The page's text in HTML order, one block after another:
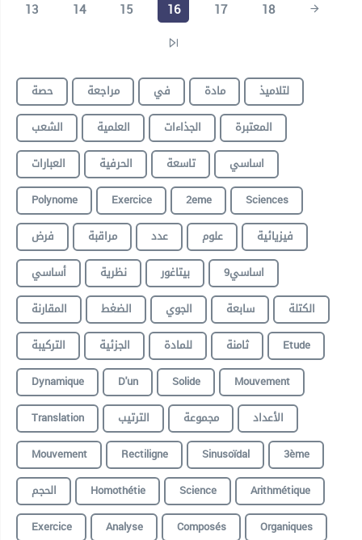
13
14 15 16 17 18
حصة مراجعة في مادة
لتلاميذ
الشعب
العلمية الجذاءات
المعتبرة
العبارات
الحرفية تاسعة
اساسي
Polynome
Exercice 2eme
Sciences
فرض
مراقبة عدد علوم
فيزيائية
أساسي
نظرية بيتاغور
9اساسي
المقارنة
الضغط الجوي سابعة
الكتلة
التركيبة
الجزئية للمادة ثامنة
Etude
Dynamique
D'un Solide
Mouvement
Translation
الترتيب مجموعة
الأعداد
Mouvement
Rectiligne Sinusoïdal
3ème
الحجم
Homothétie Science
Arithmétique
Exercice
Analyse Composés Organiques